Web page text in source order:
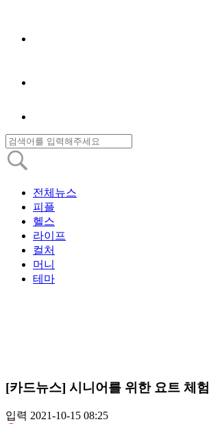
전체뉴스
피플
헬스
라이프
컬처
머니
테마
[카드뉴스] 시니어를 위한 요트 체험
입력 2021-10-15 08:25